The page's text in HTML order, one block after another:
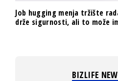
Job hugging menja tržište
drže sigurnosti, ali to može
BIZLIFE